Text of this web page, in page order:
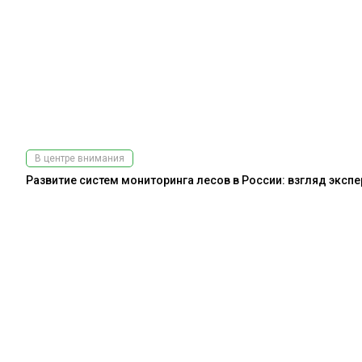
В центре внимания
Развитие систем мониторинга лесов в России: взгляд